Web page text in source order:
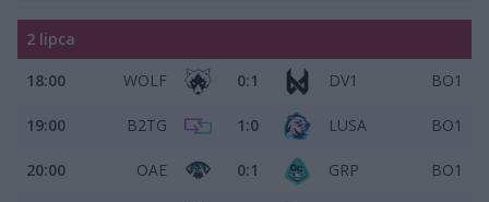
2 lipca
18:00
WOLF 0:1 DV1 BO1
19:00 B2TG 1:0 LUSA BO1
20:00 OAE 0:1 GRP BO1